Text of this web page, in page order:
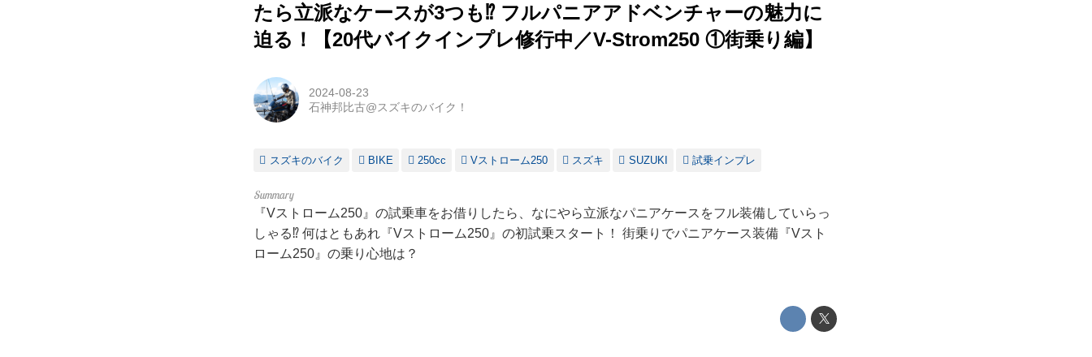
たら立派なケースが3つも⁉ フルパニアアドベンチャーの魅力に
迫る！【20代バイクインプレ修行中／V-Strom250 ①街乗り編】
2024-08-23
石神邦比古@スズキのバイク！
スズキのバイク BIKE 250cc Vストローム250 スズキ SUZUKI 試乗インプレ
『Vストローム250』の試乗車をお借りしたら、なにやら立派なパニアケースをフル装備していらっ
しゃる⁉ 何はともあれ『Vストローム250』の初試乗スタート！ 街乗りでパニアケース装備『Vスト
ローム250』の乗り心地は？